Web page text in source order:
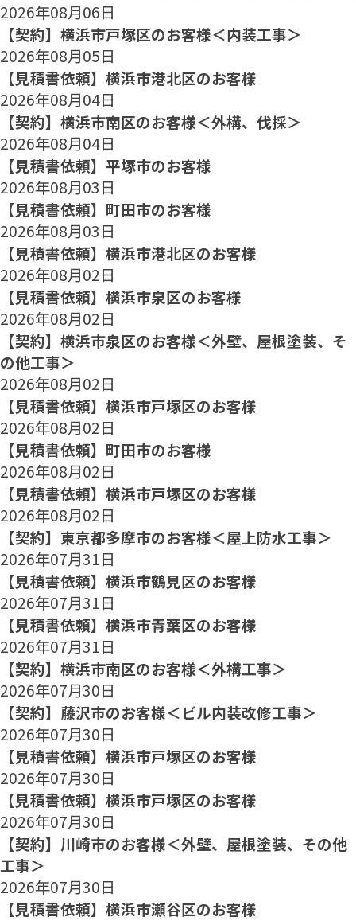
2026年08月06日
【契約】横浜市戸塚区のお客様＜内装工事＞
2026年08月05日
【見積書依頼】横浜市港北区のお客様
2026年08月04日
【契約】横浜市南区のお客様＜外構、伐採＞
2026年08月04日
【見積書依頼】平塚市のお客様
2026年08月03日
【見積書依頼】町田市のお客様
2026年08月03日
【見積書依頼】横浜市港北区のお客様
2026年08月02日
【見積書依頼】横浜市泉区のお客様
2026年08月02日
【契約】横浜市泉区のお客様＜外壁、屋根塗装、そ
の他工事＞
2026年08月02日
【見積書依頼】横浜市戸塚区のお客様
2026年08月02日
【見積書依頼】町田市のお客様
2026年08月02日
【見積書依頼】横浜市戸塚区のお客様
2026年08月02日
【契約】東京都多摩市のお客様＜屋上防水工事＞
2026年07月31日
【見積書依頼】横浜市鶴見区のお客様
2026年07月31日
【見積書依頼】横浜市青葉区のお客様
2026年07月31日
【契約】横浜市南区のお客様＜外構工事＞
2026年07月30日
【契約】藤沢市のお客様＜ビル内装改修工事＞
2026年07月30日
【見積書依頼】横浜市戸塚区のお客様
2026年07月30日
【見積書依頼】横浜市戸塚区のお客様
2026年07月30日
【契約】川崎市のお客様＜外壁、屋根塗装、その他
工事＞
2026年07月30日
【見積書依頼】横浜市瀬谷区のお客様